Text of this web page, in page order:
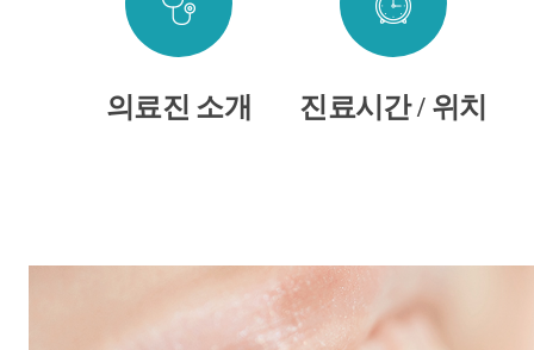
의료진 소개 진료시간 / 위치